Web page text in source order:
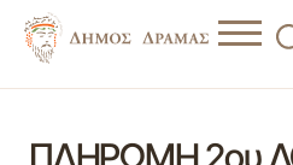
ΠΛΗΡΩΜΗ 2ου